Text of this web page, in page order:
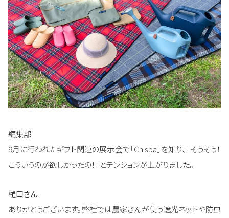
編集部
9月に行われたギフト関連の展示会で「Chispa」を知り、「そうそう！
こういうのが欲しかったの！」とテンションが上がりました。
樋口さん
ありがとうございます。弊社では農家さんが使う遮光ネットや防虫